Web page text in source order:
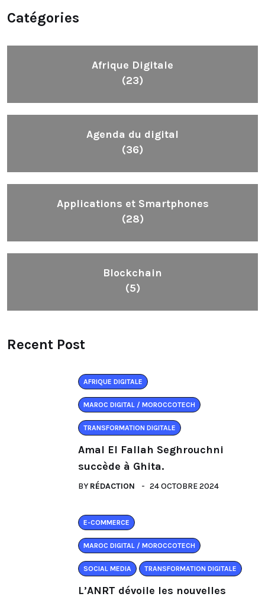
Catégories
Afrique Digitale
(23)
Agenda du digital
(36)
Applications et Smartphones
(28)
Blockchain
(5)
Recent Post
AFRIQUE DIGITALE
MAROC DIGITAL / MOROCCOTECH
TRANSFORMATION DIGITALE
Amal El Fallah Seghrouchni
succède à Ghita.
BY RÉDACTION 24 OCTOBRE 2024
E-COMMERCE
MAROC DIGITAL / MOROCCOTECH
SOCIAL MEDIA TRANSFORMATION DIGITALE
L’ANRT dévoile les nouvelles